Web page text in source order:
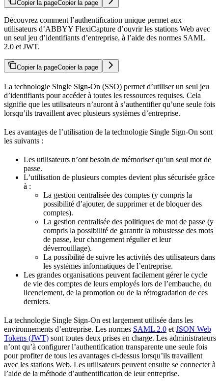
Copier la pageCopier la page
Découvrez comment l’authentification unique permet aux
utilisateurs d’ABBYY FlexiCapture d’ouvrir les stations Web avec
un seul jeu d’identifiants d’entreprise, à l’aide des normes SAML
2.0 et JWT.
Copier la pageCopier la page
La technologie Single Sign-On (SSO) permet d’utiliser un seul jeu
d’identifiants pour accéder à toutes les ressources requises. Cela
signifie que les utilisateurs n’auront à s’authentifier qu’une seule fois
lorsqu’ils travaillent avec plusieurs systèmes d’entreprise.
Les avantages de l’utilisation de la technologie Single Sign-On sont
les suivants :
Les utilisateurs n’ont besoin de mémoriser qu’un seul mot de
passe.
L’utilisation de plusieurs comptes devient plus sécurisée grâce
à :
La gestion centralisée des comptes (y compris la
possibilité d’ajouter, de supprimer et de bloquer des
comptes).
La gestion centralisée des politiques de mot de passe (y
compris la possibilité de garantir la robustesse des mots
de passe, leur changement régulier et leur
déverrouillage).
La possibilité de suivre les activités des utilisateurs dans
les systèmes informatiques de l’entreprise.
Les grandes organisations peuvent facilement gérer le cycle
de vie des comptes de leurs employés lors de l’embauche, du
licenciement, de la promotion ou de la rétrogradation de ces
derniers.
La technologie Single Sign-On est largement utilisée dans les
environnements d’entreprise. Les normes SAML 2.0 et JSON Web
Tokens (JWT) sont toutes deux prises en charge. Les administrateurs
n’ont qu’à configurer l’authentification transparente une seule fois
pour profiter de tous les avantages ci-dessus lorsqu’ils travaillent
avec les stations Web. Les utilisateurs peuvent ensuite se connecter à
l’aide de la méthode d’authentification de leur entreprise.